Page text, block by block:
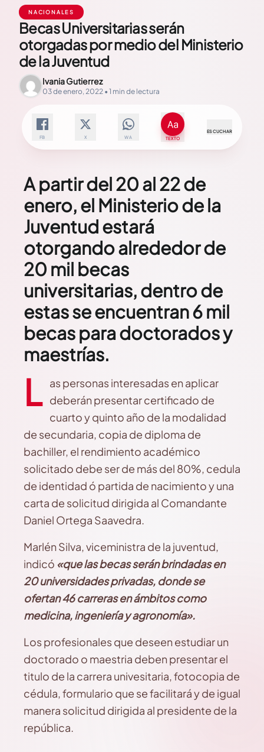
NACIONALES
Becas Universitarias serán
otorgadas por medio del Ministerio
de la Juventud
Ivania Gutierrez
03 de enero, 2022 • 1 min de lectura
FB X WA TEXTO
ESCUCHAR
A partir del 20 al 22 de
enero, el Ministerio de la
Juventud estará
otorgando alrededor de
20 mil becas
universitarias, dentro de
estas se encuentran 6 mil
becas para doctorados y
maestrías.
L as personas interesadas en aplicar
deberán presentar certificado de
cuarto y quinto año de la modalidad
de secundaria, copia de diploma de
bachiller, el rendimiento académico
solicitado debe ser de más del 80%, cedula
de identidad ó partida de nacimiento y una
carta de solicitud dirigida al Comandante
Daniel Ortega Saavedra.
Marlén Silva, viceministra de la juventud,
indicó «que las becas serán brindadas en
20 universidades privadas, donde se
ofertan 46 carreras en ámbitos como
medicina, ingeniería y agronomía».
Los profesionales que deseen estudiar un
doctorado o maestria deben presentar el
titulo de la carrera univesitaria, fotocopia de
cédula, formulario que se facilitará y de igual
manera solicitud dirigida al presidente de la
república.